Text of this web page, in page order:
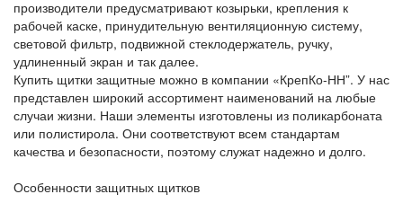
производители предусматривают козырьки, крепления к
рабочей каске, принудительную вентиляционную систему,
световой фильтр, подвижной стеклодержатель, ручку,
удлиненный экран и так далее.
Купить щитки защитные можно в компании «КрепКо-НН”. У нас
представлен широкий ассортимент наименований на любые
случаи жизни. Наши элементы изготовлены из поликарбоната
или полистирола. Они соответствуют всем стандартам
качества и безопасности, поэтому служат надежно и долго.
Особенности защитных щитков